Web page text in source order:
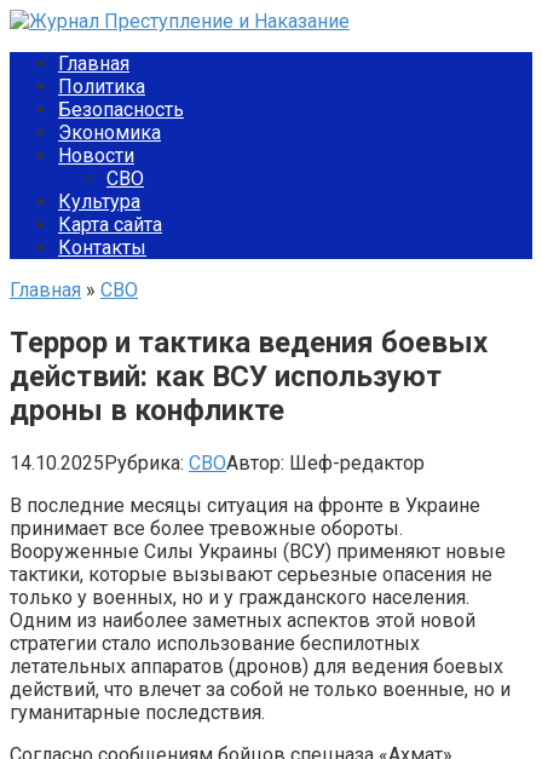
Перейти
контентуГлавная
Политика
Безопасность
Экономика
Новости
СВО
Культура
Карта сайта
Контакты
Главная » СВО
Террор и тактика ведения боевых
действий: как ВСУ используют
дроны в конфликте
14.10.2025Рубрика: СВОАвтор: Шеф-редактор
В последние месяцы ситуация на фронте в Украине
принимает все более тревожные обороты.
Вооруженные Силы Украины (ВСУ) применяют новые
тактики, которые вызывают серьезные опасения не
только у военных, но и у гражданского населения.
Одним из наиболее заметных аспектов этой новой
стратегии стало использование беспилотных
летательных аппаратов (дронов) для ведения боевых
действий, что влечет за собой не только военные, но и
гуманитарные последствия.